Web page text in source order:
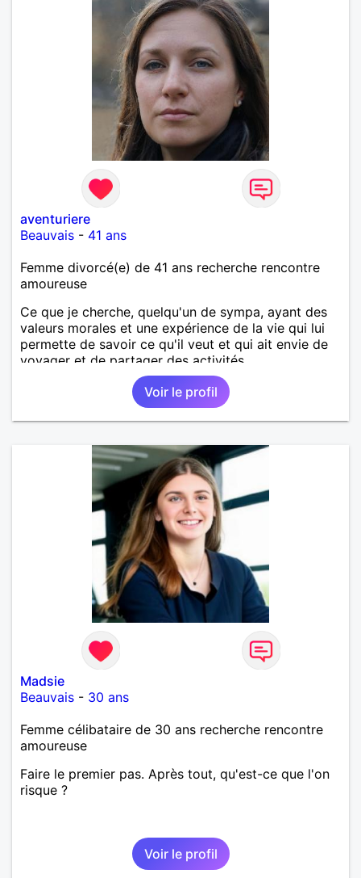
aventuriere
Beauvais - 41 ans
Femme divorcé(e) de 41 ans recherche rencontre
amoureuse
Ce que je cherche, quelqu'un de sympa, ayant des
valeurs morales et une expérience de la vie qui lui
permette de savoir ce qu'il veut et qui ait envie de
voyager et de partager des activités.
Voir le profil
Madsie
Beauvais - 30 ans
Femme célibataire de 30 ans recherche rencontre
amoureuse
Faire le premier pas. Après tout, qu'est-ce que l'on
risque ?
Voir le profil